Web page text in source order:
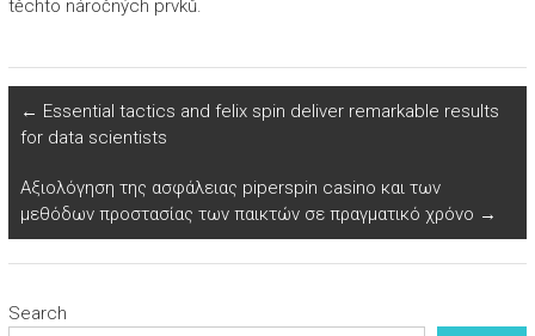
těchto náročných prvků.
← Essential tactics and felix spin deliver remarkable results
for data scientists
Αξιολόγηση της ασφάλειας piperspin casino και των
μεθόδων προστασίας των παικτών σε πραγματικό χρόνο →
Search